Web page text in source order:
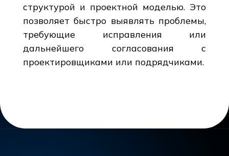
структурой и проектной моделью. Это
позволяет быстро выявлять проблемы,
требующие исправления или
дальнейшего согласования с
проектировщиками или подрядчиками.